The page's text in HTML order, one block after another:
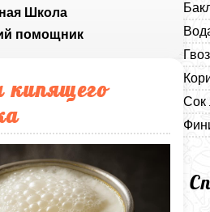
Школа
помощник
кипящего
Сок